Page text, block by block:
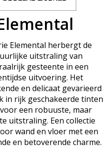
Elemental herbergt de
uitstraling van
gesteente in een
uitvoering. Het
en delicaat gevarieerd
in rijk geschakeerde tinten
een robuuste, maar
uitstraling. Een collectie
wand en vloer met een
en betoverende charme.